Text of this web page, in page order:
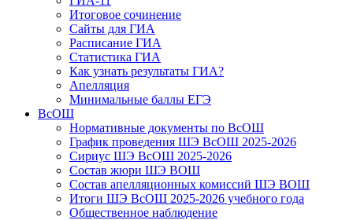
Итоговое сочинение
Сайты для ГИА
Расписание ГИА
Статистика ГИА
Как узнать результаты ГИА?
Апелляция
Минимальные баллы ЕГЭ
ВсОШ
Нормативные документы по ВсОШ
График проведения ШЭ ВсОШ 2025-2026
Сириус ШЭ ВсОШ 2025-2026
Состав жюри ШЭ ВОШ
Состав апелляционных комиссий ШЭ ВОШ
Итоги ШЭ ВсОШ 2025-2026 учебного года
Общественное наблюдение